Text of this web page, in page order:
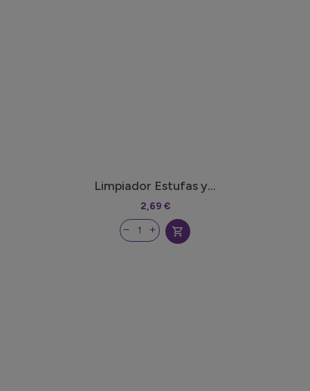
Limpiador Estufas y...
2,69 €
shopping_cart